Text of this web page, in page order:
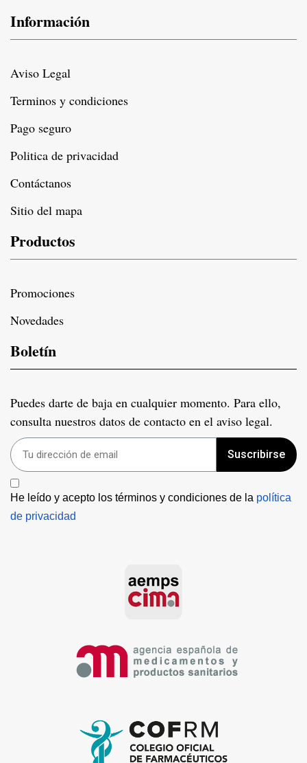
Información
Aviso Legal
Terminos y condiciones
Pago seguro
Politica de privacidad
Contáctanos
Sitio del mapa
Productos
Promociones
Novedades
Boletín
Puedes darte de baja en cualquier momento. Para ello,
consulta nuestros datos de contacto en el aviso legal.
Suscribirse
He leído y acepto los términos y condiciones de la política
de privacidad